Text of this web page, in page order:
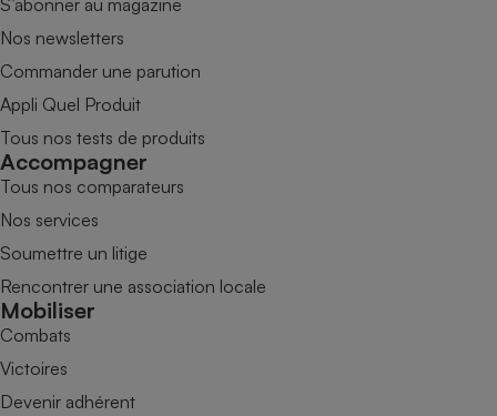
S’abonner au magazine
Nos newsletters
Commander une parution
Appli Quel Produit
Tous nos tests de produits
Accompagner
Tous nos comparateurs
Nos services
Soumettre un litige
Rencontrer une association locale
Mobiliser
Combats
Victoires
Devenir adhérent